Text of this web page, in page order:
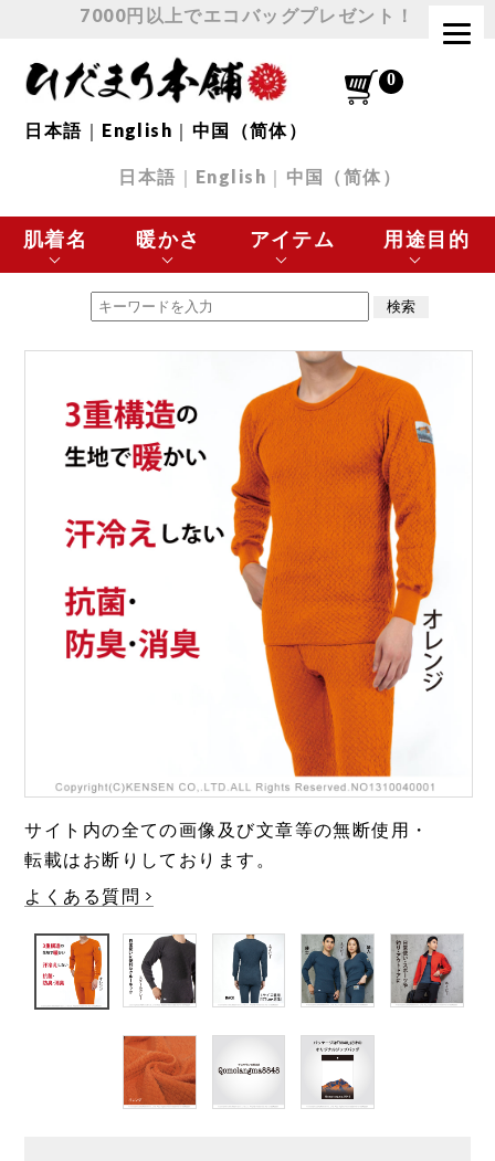
7000円以上でエコバッグプレゼント！
日本語 ｜ English ｜ 中国（简体）
日本語 ｜ English ｜ 中国（简体）
肌着名
エベレスト
プレミアムウェーブ
JAXAコラボ商品
暖かさ
最高に暖かい
アイテム
肌着 トップス
その他
用途目的
極寒の環境に最適
日常使いに最適
サイト内の全ての画像及び文章等の無断使用・
転載はお断りしております。
よくある質問